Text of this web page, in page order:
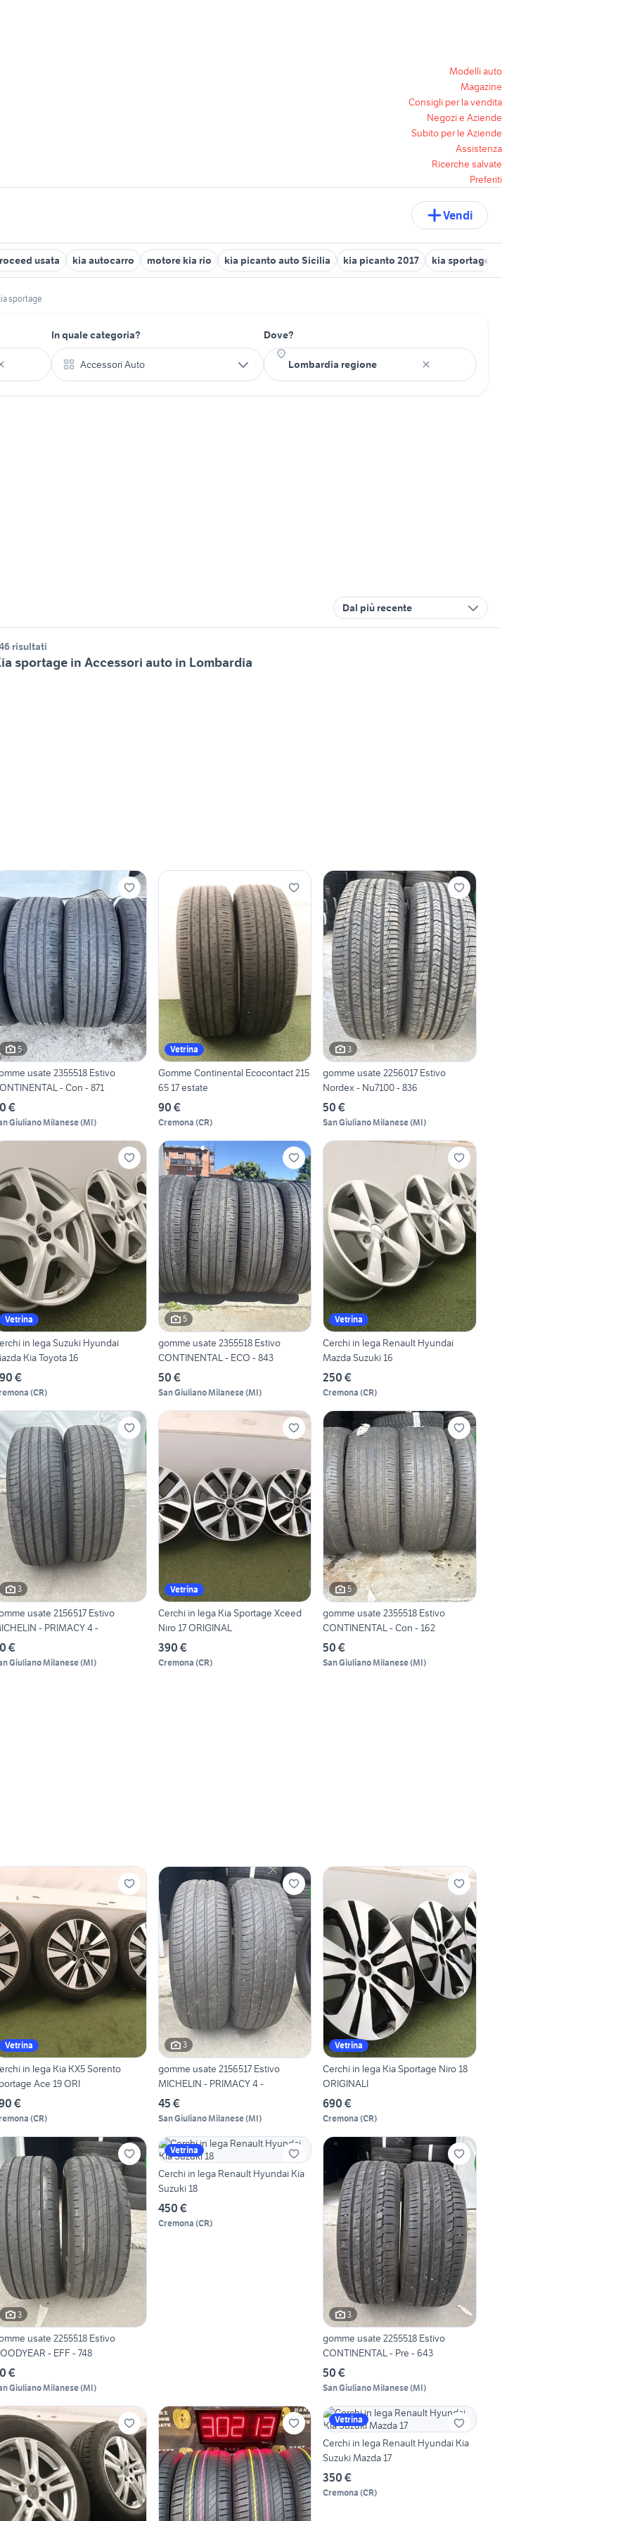
Modelli auto
Magazine
Consigli per la vendita
Negozi e Aziende
Subito per le Aziende
Assistenza
Ricerche salvate
Preferiti
Vendi
usata kia autocarro motore kia rio kia picanto auto Sicilia kia picanto 2017 kia sportage Emilia Romagna
sportage
In quale categoria?
Accessori Auto
Dove?
Dal più recente
risultati
sportage in Accessori auto in Lombardia
5
usate 2355518 Estivo
- Con - 871
€
Giuliano Milanese(MI)
Vetrina
Gomme Continental Ecocontact 215
65 17 estate
90 €
Cremona (CR)
3
gomme usate 2256017 Estivo
Nordex - Nu7100 - 836
50 €
San Giuliano Milanese(MI)
Vetrina
in lega Suzuki Hyundai
Kia Toyota 16
€
(CR)
5
gomme usate 2355518 Estivo
CONTINENTAL - ECO - 843
50 €
San Giuliano Milanese(MI)
Vetrina
Cerchi in lega Renault Hyundai
Mazda Suzuki 16
250 €
Cremona (CR)
3
usate 2156517 Estivo
- PRIMACY 4 -
€
Giuliano Milanese(MI)
Vetrina
Cerchi in lega Kia Sportage Xceed
Niro 17 ORIGINAL
390 €
Cremona (CR)
5
gomme usate 2355518 Estivo
CONTINENTAL - Con - 162
50 €
San Giuliano Milanese(MI)
Vetrina
in lega Kia KX5 Sorento
Ace 19 ORI
€
(CR)
3
gomme usate 2156517 Estivo
MICHELIN - PRIMACY 4 -
45 €
San Giuliano Milanese(MI)
Vetrina
Cerchi in lega Kia Sportage Niro 18
ORIGINALI
690 €
Cremona (CR)
3
usate 2255518 Estivo
- EFF - 748
€
Giuliano Milanese(MI)
Vetrina
Cerchi in lega Renault Hyundai Kia
Suzuki 18
450 €
Cremona (CR)
3
gomme usate 2255518 Estivo
CONTINENTAL - Pre - 643
50 €
San Giuliano Milanese(MI)
Vetrina
Cerchi in lega Renault Hyundai Kia
Suzuki Mazda 17
350 €
Cremona (CR)